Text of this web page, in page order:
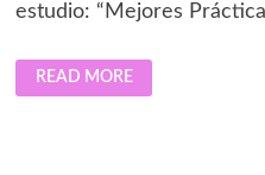
estudio: “Mejores
MEJORES
PRÁCTICAS
EN
READ MORE